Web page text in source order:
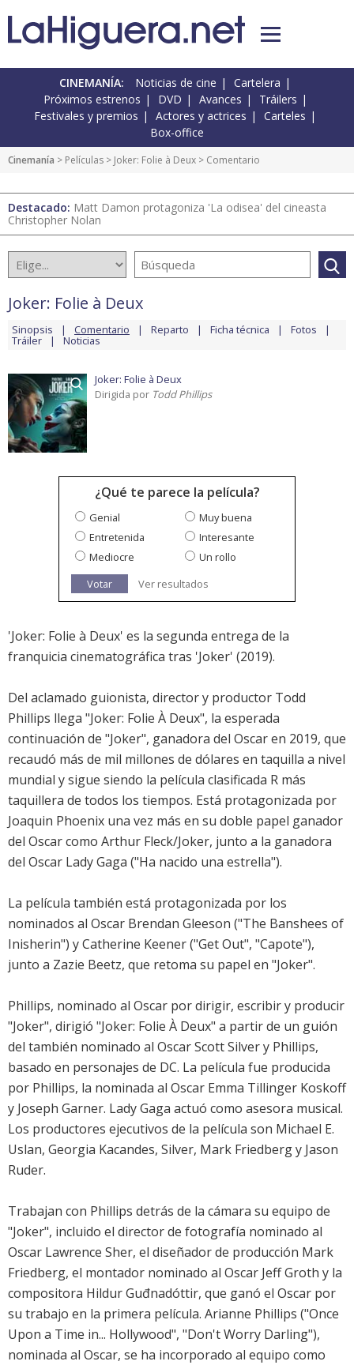
CINEMANÍA: Noticias de cine
Cartelera
Próximos estrenos
DVD Avances
Tráilers
Festivales y premios
Actores y actrices
Carteles
Box-office
Cinemanía > Películas > Joker: Folie à Deux > Comentario
Destacado: Matt Damon protagoniza 'La odisea' del cineasta
Christopher Nolan
Joker: Folie à Deux
Sinopsis Comentario Reparto Ficha técnica Fotos
Tráiler Noticias
Joker: Folie à Deux
Dirigida por Todd Phillips
¿Qué te parece la película?
Genial
Muy buena
Entretenida
Interesante
Mediocre
Un rollo
Votar
Ver resultados
'Joker: Folie à Deux' es la segunda entrega de la
franquicia cinematográfica tras 'Joker' (2019).
Del aclamado guionista, director y productor Todd
Phillips llega "Joker: Folie À Deux", la esperada
continuación de "Joker", ganadora del Oscar en 2019, que
recaudó más de mil millones de dólares en taquilla a nivel
mundial y sigue siendo la película clasificada R más
taquillera de todos los tiempos. Está protagonizada por
Joaquin Phoenix una vez más en su doble papel ganador
del Oscar como Arthur Fleck/Joker, junto a la ganadora
del Oscar Lady Gaga ("Ha nacido una estrella").
La película también está protagonizada por los
nominados al Oscar Brendan Gleeson ("The Banshees of
Inisherin") y Catherine Keener ("Get Out", "Capote"),
junto a Zazie Beetz, que retoma su papel en "Joker".
Phillips, nominado al Oscar por dirigir, escribir y producir
"Joker", dirigió "Joker: Folie À Deux" a partir de un guión
del también nominado al Oscar Scott Silver y Phillips,
basado en personajes de DC. La película fue producida
por Phillips, la nominada al Oscar Emma Tillinger Koskoff
y Joseph Garner. Lady Gaga actuó como asesora musical.
Los productores ejecutivos de la película son Michael E.
Uslan, Georgia Kacandes, Silver, Mark Friedberg y Jason
Ruder.
Trabajan con Phillips detrás de la cámara su equipo de
"Joker", incluido el director de fotografía nominado al
Oscar Lawrence Sher, el diseñador de producción Mark
Friedberg, el montador nominado al Oscar Jeff Groth y la
compositora Hildur Guđnadóttir, que ganó el Oscar por
su trabajo en la primera película. Arianne Phillips ("Once
Upon a Time in... Hollywood", "Don't Worry Darling"),
nominada al Oscar, se ha incorporado al equipo como